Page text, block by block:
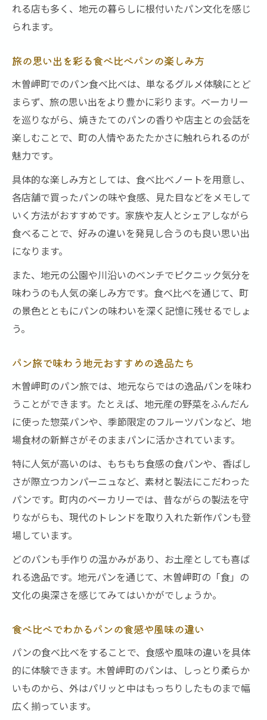
れる店も多く、地元の暮らしに根付いたパン文化を感じ
られます。
旅の思い出を彩る食べ比べパンの楽しみ方
木曽岬町でのパン食べ比べは、単なるグルメ体験にとど
まらず、旅の思い出をより豊かに彩ります。ベーカリー
を巡りながら、焼きたてのパンの香りや店主との会話を
楽しむことで、町の人情やあたたかさに触れられるのが
魅力です。
具体的な楽しみ方としては、食べ比べノートを用意し、
各店舗で買ったパンの味や食感、見た目などをメモして
いく方法がおすすめです。家族や友人とシェアしながら
食べることで、好みの違いを発見し合うのも良い思い出
になります。
また、地元の公園や川沿いのベンチでピクニック気分を
味わうのも人気の楽しみ方です。食べ比べを通じて、町
の景色とともにパンの味わいを深く記憶に残せるでしょ
う。
パン旅で味わう地元おすすめの逸品たち
木曽岬町のパン旅では、地元ならではの逸品パンを味わ
うことができます。たとえば、地元産の野菜をふんだん
に使った惣菜パンや、季節限定のフルーツパンなど、地
場食材の新鮮さがそのままパンに活かされています。
特に人気が高いのは、もちもち食感の食パンや、香ばし
さが際立つカンパーニュなど、素材と製法にこだわった
パンです。町内のベーカリーでは、昔ながらの製法を守
りながらも、現代のトレンドを取り入れた新作パンも登
場しています。
どのパンも手作りの温かみがあり、お土産としても喜ば
れる逸品です。地元パンを通じて、木曽岬町の「食」の
文化の奥深さを感じてみてはいかがでしょうか。
食べ比べでわかるパンの食感や風味の違い
パンの食べ比べをすることで、食感や風味の違いを具体
的に体験できます。木曽岬町のパンは、しっとり柔らか
いものから、外はパリッと中はもっちりしたものまで幅
広く揃っています。